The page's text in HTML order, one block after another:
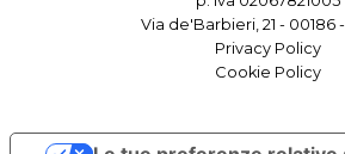
Via de'Barbieri, 21 - 00186
Privacy Policy
Cookie Policy